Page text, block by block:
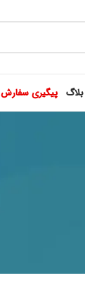
بلاگ پیگیری سفارش